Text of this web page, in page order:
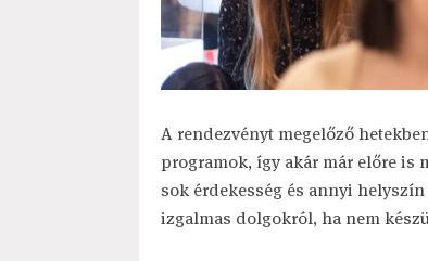
A rendezvényt megelőző
programok, így akár már előre is
sok érdekesség és annyi
izgalmas dolgokról, ha nem